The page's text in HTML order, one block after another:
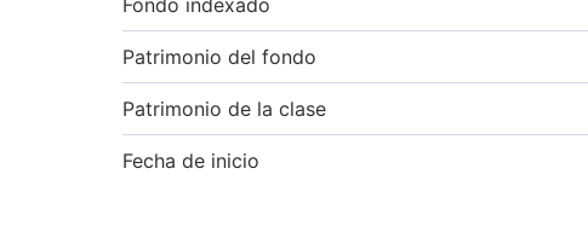
Patrimonio del fondo
Patrimonio de la clase
Fecha de inicio